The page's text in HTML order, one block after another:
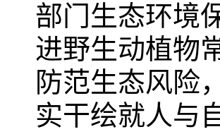
部门生态环境
进野生动植物
防范生态风险
实干绘就人与